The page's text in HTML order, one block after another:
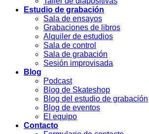
Estudio de grabación
Sala de ensayos
Grabaciones de libros
Alquiler de estudios
Sala de control
Sala de grabación
Sesión improvisada
Blog
Podcast
Blog de Skateshop
Blog del estudio de grabación
Blog de eventos
El equipo
Contacto